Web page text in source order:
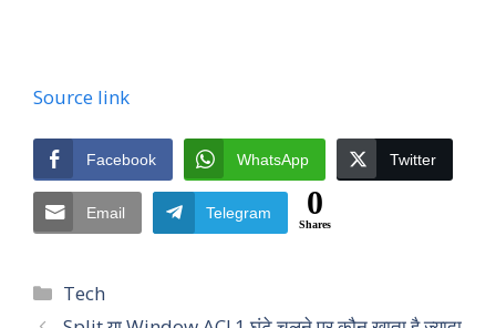
Source link
Facebook WhatsApp Twitter
Email Telegram 0
Shares
Categories
Tech